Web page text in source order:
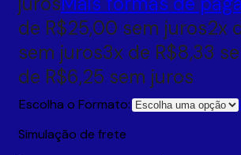
de R$25,00 sem juros2x
sem juros3x de R$8,33
de R$6,25 sem juros
Escolha o Formato:
Simulação de frete